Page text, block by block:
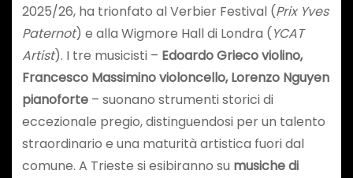
2025/26, ha trionfato al Verbier Festival (Prix Yves
Paternot) e alla Wigmore Hall di Londra (YCAT
Artist). I tre musicisti – Edoardo Grieco violino,
Francesco Massimino violoncello, Lorenzo Nguyen
pianoforte– suonano strumenti storici di
eccezionale pregio, distinguendosi per un talento
straordinario e una maturità artistica fuori dal
comune. A Trieste si esibiranno su musiche di